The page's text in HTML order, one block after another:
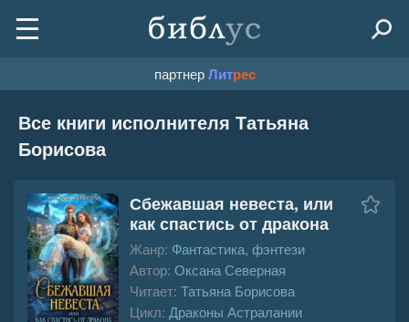
партнерЛитрес
Все книги исполнителя Татьяна
Борисова
Сбежавшая невеста, или
как спастись от дракона
Жанр: Фантастика, фэнтези
Автор: Оксана Северная
Читает: Татьяна Борисова
Цикл: Драконы Астралании